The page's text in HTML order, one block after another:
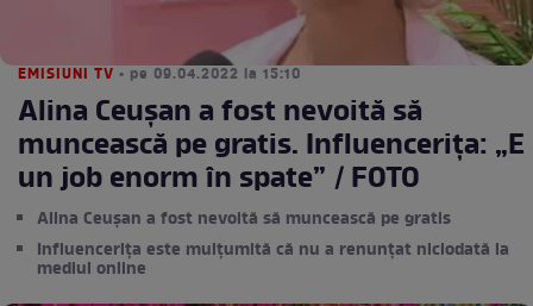
EMISIUNI TV • pe 09.04.2022 la 15:10
Alina Ceușan a fost nevoită să
muncească pe gratis. Influencerița: „E
un job enorm în spate” / FOTO
Alina Ceușan a fost nevoită să muncească pe gratis
Influencerița este mulțumită că nu a renunțat niciodată la
mediul online